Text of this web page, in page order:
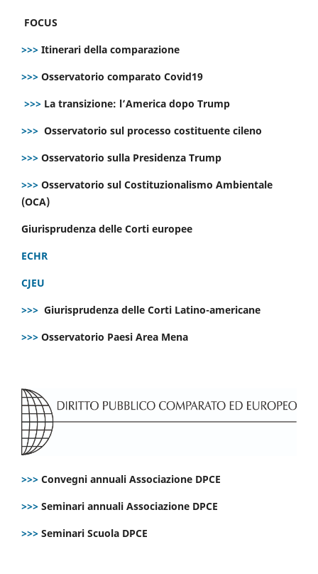
FOCUS
>>> Itinerari della comparazione
>>> Osservatorio comparato Covid19
>>> La transizione: l’America dopo Trump
>>> Osservatorio sul processo costituente cileno
>>> Osservatorio sulla Presidenza Trump
>>> Osservatorio sul Costituzionalismo Ambientale
(OCA)
Giurisprudenza delle Corti europee
ECHR
CJEU
>>> Giurisprudenza delle Corti Latino-americane
>>> Osservatorio Paesi Area Mena
>>> Convegni annuali Associazione DPCE
>>> Seminari annuali Associazione DPCE
>>> Seminari Scuola DPCE